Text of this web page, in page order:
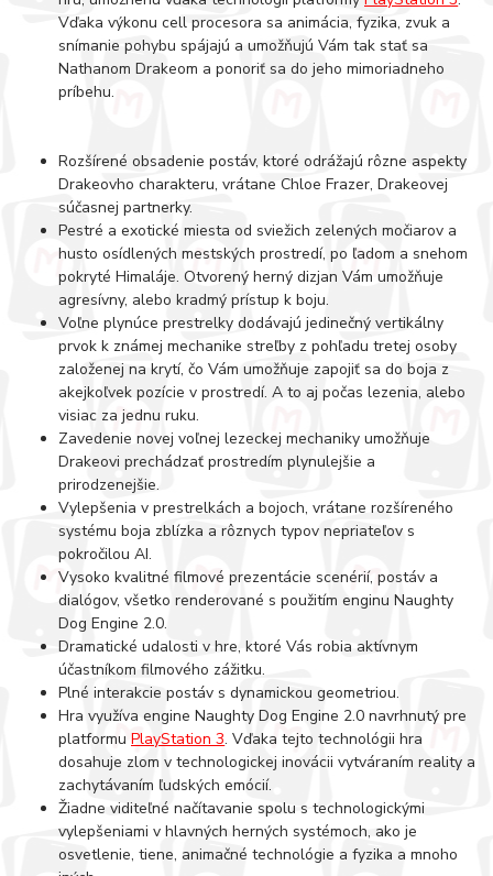
Vďaka výkonu cell procesora sa animácia, fyzika, zvuk a
snímanie pohybu spájajú a umožňujú Vám tak stať sa
Nathanom Drakeom a ponoriť sa do jeho mimoriadneho
príbehu.
Rozšírené obsadenie postáv, ktoré odrážajú rôzne aspekty
Drakeovho charakteru, vrátane Chloe Frazer, Drakeovej
súčasnej partnerky.
Pestré a exotické miesta od sviežich zelených močiarov a
husto osídlených mestských prostredí, po ľadom a snehom
pokryté Himaláje. Otvorený herný dizjan Vám umožňuje
agresívny, alebo kradmý prístup k boju.
Voľne plynúce prestrelky dodávajú jedinečný vertikálny
prvok k známej mechanike streľby z pohľadu tretej osoby
založenej na krytí, čo Vám umožňuje zapojiť sa do boja z
akejkoľvek pozície v prostredí. A to aj počas lezenia, alebo
visiac za jednu ruku.
Zavedenie novej voľnej lezeckej mechaniky umožňuje
Drakeovi prechádzať prostredím plynulejšie a
prirodzenejšie.
Vylepšenia v prestrelkách a bojoch, vrátane rozšíreného
systému boja zblízka a rôznych typov nepriateľov s
pokročilou AI.
Vysoko kvalitné filmové prezentácie scenérií, postáv a
dialógov, všetko renderované s použitím enginu Naughty
Dog Engine 2.0.
Dramatické udalosti v hre, ktoré Vás robia aktívnym
účastníkom filmového zážitku.
Plné interakcie postáv s dynamickou geometriou.
Hra využíva engine Naughty Dog Engine 2.0 navrhnutý pre
platformuPlayStation 3. Vďaka tejto technológii hra
dosahuje zlom v technologickej inovácii vytváraním reality a
zachytávaním ľudských emócií.
Žiadne viditeľné načítavanie spolu s technologickými
vylepšeniami v hlavných herných systémoch, ako je
osvetlenie, tiene, animačné technológie a fyzika a mnoho